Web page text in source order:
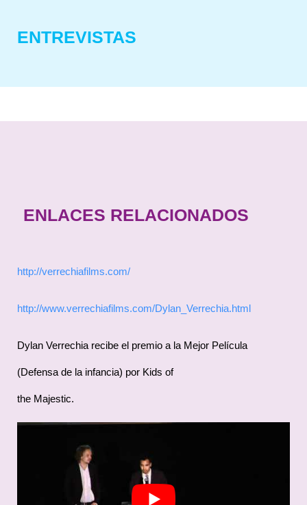
ENTREVISTAS
ENLACES RELACIONADOS
http://verrechiafilms.com/
http://www.verrechiafilms.com/Dylan_Verrechia.html
Dylan Verrechia recibe el premio a la Mejor Película
(Defensa de la infancia) por Kids of
the Majestic.